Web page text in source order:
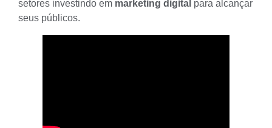
setores investindo em marketing digital para alcançar
seus públicos.